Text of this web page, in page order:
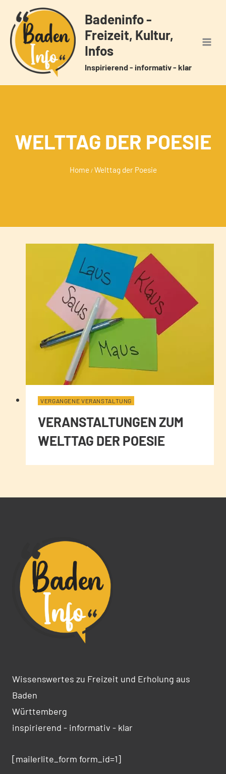
Inhalt
springen
Badeninfo -
Freizeit, Kultur,
Infos
Inspirierend - informativ - klar
WELTTAG DER POESIE
Home / Welttag der Poesie
VERGANGENE VERANSTALTUNG
VERANSTALTUNGEN ZUM
WELTTAG DER POESIE
Wissenswertes zu Freizeit und Erholung aus
Baden
Württemberg
inspirierend - informativ - klar
[mailerlite_form form_id=1]